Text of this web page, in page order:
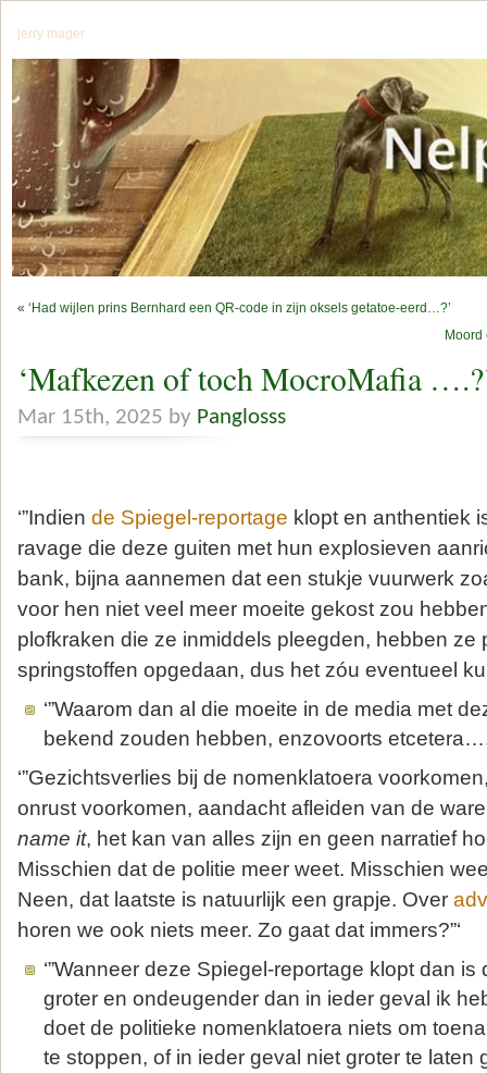
jerry mager
« ‘Had wijlen prins Bernhard een QR-code in zijn oksels getatoe-eerd…?’
‘Mafkezen of toch MocroMafia
Mar 15th, 2025 by Panglosss
‘”Indien de Spiegel-reportage klopt en anthentiek
ravage die deze guiten met hun explosieven
bank, bijna aannemen dat een stukje vuurwerk
voor hen niet veel meer moeite gekost zou
plofkraken die ze inmiddels pleegden, hebben ze
springstoffen opgedaan, dus het zóu eventueel
‘”Waarom dan al die moeite in de media met
bekend zouden hebben, enzovoorts
‘”Gezichtsverlies bij de nomenklatoera
onrust voorkomen, aandacht afleiden van de
name it, het kan van alles zijn en geen narratief
Misschien dat de politie meer weet. Misschien
Neen, dat laatste is natuurlijk een grapje. Over
horen we ook niets meer. Zo gaat dat immers?”‘
‘”Wanneer deze Spiegel-reportage klopt dan is
groter en ondeugender dan in ieder geval ik
doet de politieke nomenklatoera niets om
te stoppen, of in ieder geval niet groter te laten